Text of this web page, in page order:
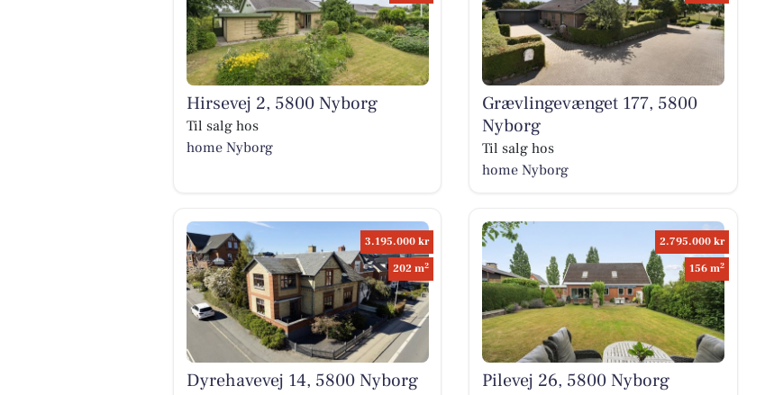
Hirsevej 2, 5800 Nyborg
Til salg hos
home Nyborg
Grævlingevænget 177, 5800
Nyborg
Til salg hos
home Nyborg
3.195.000 kr
202 m2
Dyrehavevej 14, 5800 Nyborg
2.795.000 kr
156 m2
Pilevej 26, 5800 Nyborg